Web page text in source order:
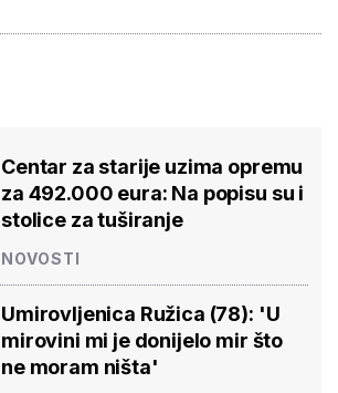
Centar za starije uzima opremu
za 492.000 eura: Na popisu su i
stolice za tuširanje
NOVOSTI
Umirovljenica Ružica (78): 'U
mirovini mi je donijelo mir što
ne moram ništa'